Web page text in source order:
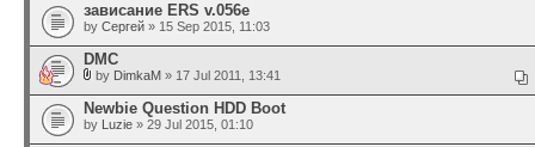
зависание ERS v.056e
by Сергей » 15 Sep 2015, 11:03
DMC
by DimkaM » 17 Jul 2011, 13:41
Newbie Question HDD Boot
by Luzie » 29 Jul 2015, 01:10